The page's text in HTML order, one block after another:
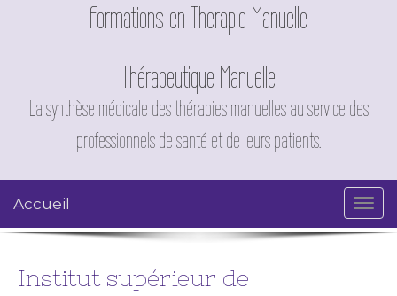
Formations en Therapie Manuelle
Thérapeutique Manuelle
La synthèse médicale des thérapies manuelles au service des
professionnels de santé et de leurs patients.
Accueil
Institut supérieur de